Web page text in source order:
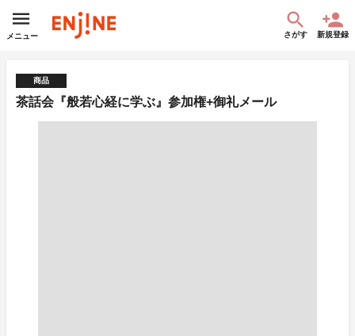
メニュー さがす 新規登録
商品
茶話会『般若心経に学ぶ』参加権+御礼メール